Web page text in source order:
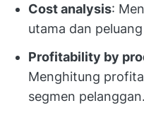
Cost analysis:
utama dan
Profitability by
Menghitung
segmen pelanggan.